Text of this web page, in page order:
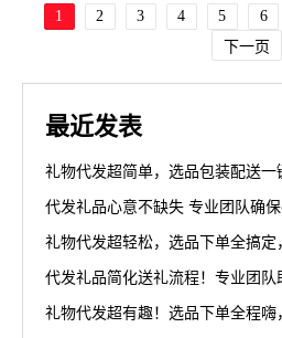
1 2 3 4 5 6
下一页
最近发表
礼物代发超简单，选品包装配送
代发礼品心意不缺失 专业团队确
礼物代发超轻松，选品下单全搞定
代发礼品简化送礼流程！专业团
礼物代发超有趣！选品下单全程嗨